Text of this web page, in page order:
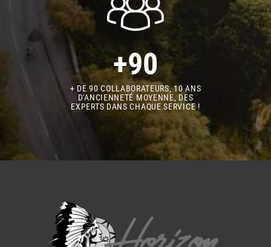
+90
+ DE 90 COLLABORATEURS, 10 ANS
D'ANCIENNETÉ MOYENNE, DES
EXPERTS DANS CHAQUE SERVICE !